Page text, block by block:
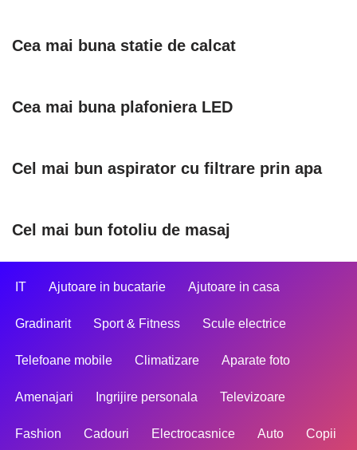
Cea mai buna statie de calcat
Cea mai buna plafoniera LED
Cel mai bun aspirator cu filtrare prin apa
Cel mai bun fotoliu de masaj
IT Ajutoare in bucatarie Ajutoare in casa
Gradinarit Sport & Fitness Scule electrice
Telefoane mobile Climatizare Aparate foto
Amenajari Ingrijire personala Televizoare
Fashion Cadouri Electrocasnice Auto Copii